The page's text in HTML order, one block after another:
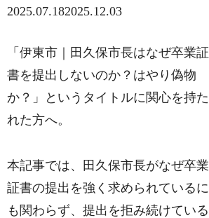
2025.07.182025.12.03
「伊東市｜田久保市長はなぜ卒業証
書を提出しないのか？はやり偽物
か？」というタイトルに関心を持た
れた方へ。
本記事では、田久保市長がなぜ卒業
証書の提出を強く求められているに
も関わらず、提出を拒み続けている